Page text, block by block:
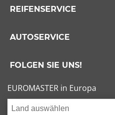
REIFENSERVICE
AUTOSERVICE
FOLGEN SIE UNS!
EUROMASTER in Europa
Land auswählen